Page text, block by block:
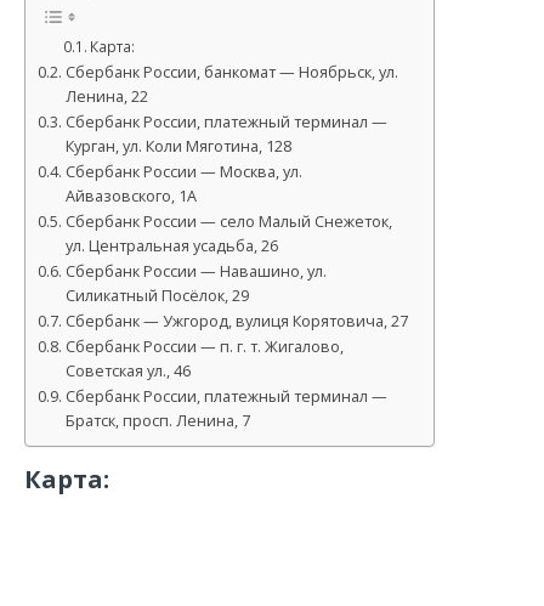
Карта:
Сбербанк России, банкомат — Ноябрьск, ул.
Ленина, 22
Сбербанк России, платежный терминал —
Курган, ул. Коли Мяготина, 128
Сбербанк России — Москва, ул.
Айвазовского, 1А
Сбербанк России — село Малый Снежеток,
ул. Центральная усадьба, 26
Сбербанк России — Навашино, ул.
Силикатный Посёлок, 29
Сбербанк — Ужгород, вулиця Корятовича, 27
Сбербанк России — п. г. т. Жигалово,
Советская ул., 46
Сбербанк России, платежный терминал —
Братск, просп. Ленина, 7
Карта: